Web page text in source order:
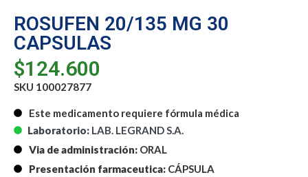
ROSUFEN 20/135 MG 30
CAPSULAS
$124.600
SKU 100027877
Este medicamento requiere fórmula médica
Laboratorio: LAB. LEGRAND S.A.
Via de administración: ORAL
Presentación farmaceutica: CÁPSULA